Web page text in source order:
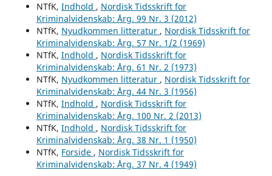
NTfK, Indhold , Nordisk Tidsskrift for
Kriminalvidenskab: Årg. 99 Nr. 3 (2012)
NTfK, Nyudkommen litteratur , Nordisk Tidsskrift for
Kriminalvidenskab: Årg. 57 Nr. 1/2 (1969)
NTfK, Indhold , Nordisk Tidsskrift for
Kriminalvidenskab: Årg. 61 Nr. 2 (1973)
NTfK, Nyudkommen litteratur , Nordisk Tidsskrift for
Kriminalvidenskab: Årg. 44 Nr. 3 (1956)
NTfK, Indhold , Nordisk Tidsskrift for
Kriminalvidenskab: Årg. 100 Nr. 2 (2013)
NTfK, Indhold , Nordisk Tidsskrift for
Kriminalvidenskab: Årg. 38 Nr. 1 (1950)
NTfK, Forside , Nordisk Tidsskrift for
Kriminalvidenskab: Årg. 37 Nr. 4 (1949)